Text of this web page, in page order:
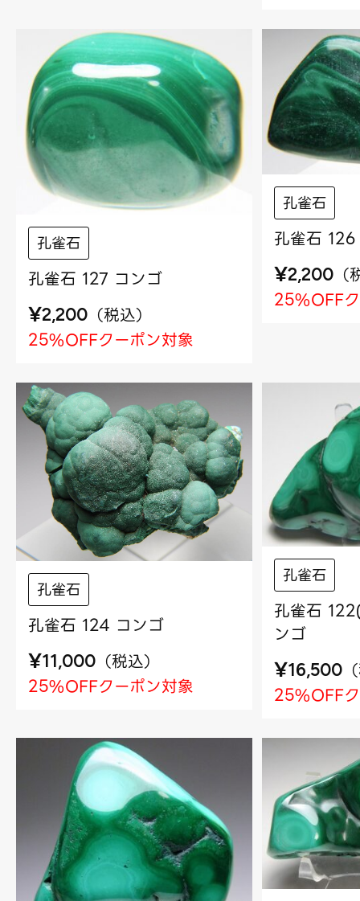
孔雀石
孔雀石 127 コンゴ
¥2,200 （税込）
25%OFFクーポン対象
孔雀石
孔雀石
¥2,200 （
25%OFF
孔雀石
孔雀石 124 コンゴ
¥11,000 （税込）
25%OFFクーポン対象
孔雀石
孔雀石
ンゴ
¥16,500 （
25%OFF